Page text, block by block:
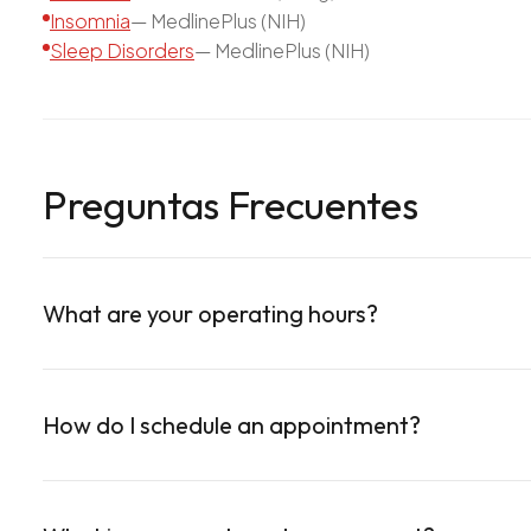
Insomnia— MedlinePlus (NIH)
Sleep Disorders— MedlinePlus (NIH)
Preguntas Frecuentes
What are your operating hours?
available by request. We are closed on Sundays.
How do I schedule an appointment?